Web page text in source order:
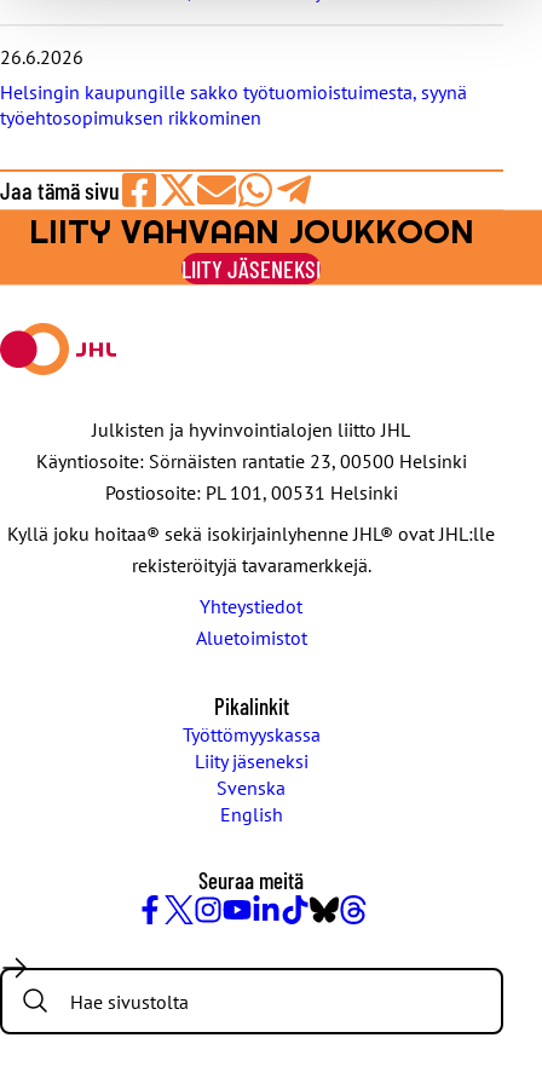
26.6.2026
Helsingin kaupungille sakko työtuomioistuimesta, syynä
työehtosopimuksen rikkominen
Jaa tämä sivu
Jaa
Facebookissa
Jaa
viestipalvelu
X:ssä
Jaa
sähköpostilla
Jaa
WhatsAppilla
Jaa
Telegramilla
LIITY VAHVAAN JOUKKOON
LIITY JÄSENEKSI
Julkisten ja hyvinvointialojen liitto JHL
Käyntiosoite: Sörnäisten rantatie 23, 00500 Helsinki
Postiosoite: PL 101, 00531 Helsinki
Kyllä joku hoitaa® sekä isokirjainlyhenne JHL® ovat JHL:lle
rekisteröityjä tavaramerkkejä.
Yhteystiedot
Aluetoimistot
Pikalinkit
Työttömyyskassa
Liity jäseneksi
Svenska
English
Seuraa meitä
/
Twitter
Search: